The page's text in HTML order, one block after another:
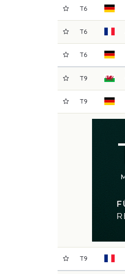
T6
T6
T6
T9
T9
T9